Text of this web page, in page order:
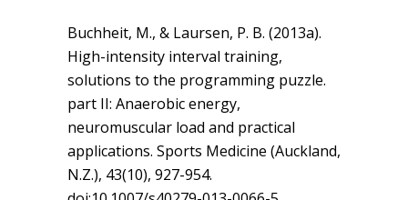
Buchheit, M., & Laursen, P. B. (2013a).
High-intensity interval training,
solutions to the programming puzzle.
part II: Anaerobic energy,
neuromuscular load and practical
applications. Sports Medicine (Auckland,
N.Z.), 43(10), 927-954.